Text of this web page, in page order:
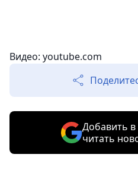
Видео: youtube.com
Добавить
читать